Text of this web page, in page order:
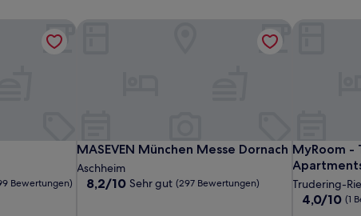
Bewertungen)
MASEVEN München Messe Dornach
MASEVEN München Messe Dornach
Aschheim
8.2
8,2/10 Sehr gut (297 Bewertungen)
MASEVEN München Messe Dornach
MyRoom -
MyRoom -
Trudering-
4.0
4,0/10 (1
MyRoom -